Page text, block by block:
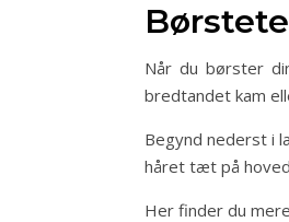
Når du børster
bredtandet kam
Begynd nederst i
håret tæt på
Her finder du